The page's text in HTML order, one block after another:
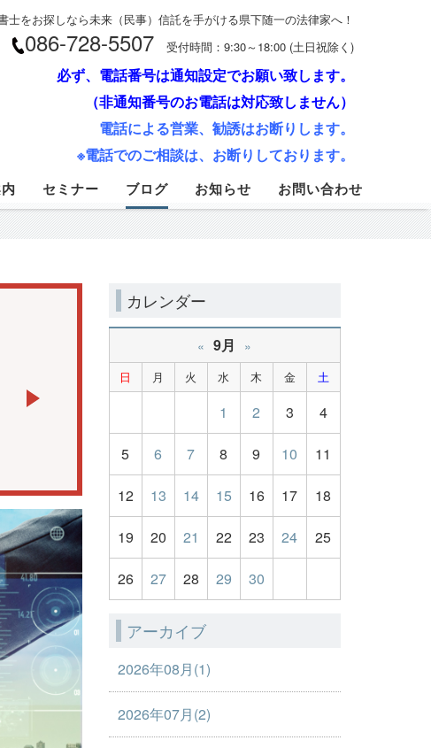
士をお探しなら未来（民事）信託を手がける県下随一の法律家へ！
086-728-5507 受付時間：9:30～18:00 (土日祝除く)
必ず、電話番号は通知設定でお願い致します。
（非通知番号のお電話は対応致しません）
電話による営業、勧誘はお断りします。
※電話でのご相談は、お断りしております。
セミナー ブログ お知らせ お問い合わせ
カレンダー
« 9月 »
日 月 火 水 木 金 土
1 2 3 4
5 6 7 8 9 10 11
12 13 14 15 16 17 18
19 20 21 22 23 24 25
26 27 28 29 30
アーカイブ
2026年08月(1)
2026年07月(2)